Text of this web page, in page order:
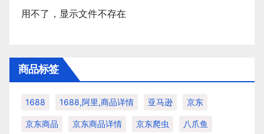
用不了，显示文件不存在
商品标签
1688 1688,阿里,商品详情 亚马逊 京东
京东商品 京东商品详情 京东爬虫 八爪鱼